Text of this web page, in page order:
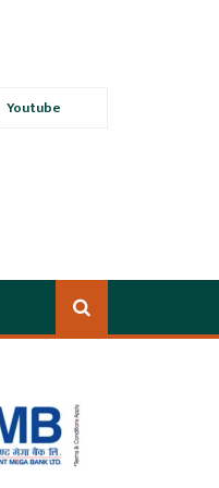
Youtube